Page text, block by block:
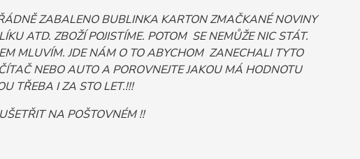
ZABALENO BUBLINKA KARTON ZMAČKANÉ NOVINY
ATD. ZBOŽÍ POJISTÍME. POTOM SE NEMŮŽE NIC STÁT.
MLUVÍM. JDE NÁM O TO ABYCHOM ZANECHALI TYTO
NEBO AUTO A POROVNEJTE JAKOU MÁ HODNOTU
TŘEBA I ZA STO LET.!!!
NA POŠTOVNÉM !!